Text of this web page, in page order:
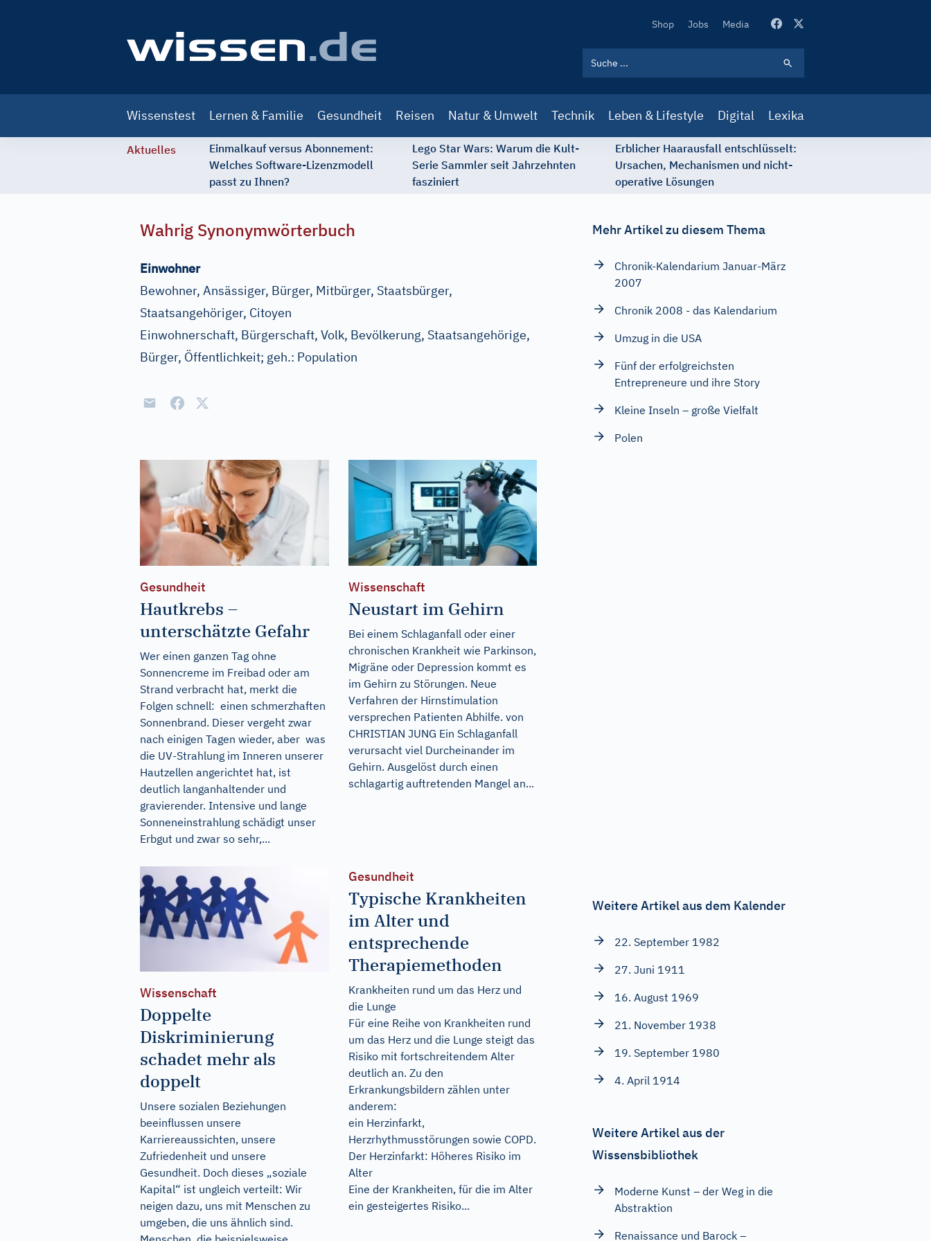
Secondary
Shop Jobs Media
navigation
Wissenstest Lernen & Familie Gesundheit Reisen Natur & Umwelt Technik Leben & Lifestyle Digital Lexika
Aktuelles
Einmalkauf versus Abonnement:
Welches Software-Lizenzmodell
passt zu Ihnen?
Lego Star Wars: Warum die Kult-
Serie Sammler seit Jahrzehnten
fasziniert
Erblicher Haarausfall entschlüsselt:
Ursachen, Mechanismen und nicht-
operative Lösungen
Wahrig Synonymwörterbuch
Einwohner
Bewohner, Ansässiger, Bürger, Mitbürger, Staatsbürger,
Staatsangehöriger, Citoyen
Einwohnerschaft, Bürgerschaft, Volk, Bevölkerung, Staatsangehörige,
Bürger, Öffentlichkeit; geh.: Population
Gesundheit
Hautkrebs –
unterschätzte Gefahr
Wer einen ganzen Tag ohne
Sonnencreme im Freibad oder am
Strand verbracht hat, merkt die
Folgen schnell: einen schmerzhaften
Sonnenbrand. Dieser vergeht zwar
nach einigen Tagen wieder, aber was
die UV-Strahlung im Inneren unserer
Hautzellen angerichtet hat, ist
deutlich langanhaltender und
gravierender. Intensive und lange
Sonneneinstrahlung schädigt unser
Erbgut und zwar so sehr,...
Wissenschaft
Neustart im Gehirn
Bei einem Schlaganfall oder einer
chronischen Krankheit wie Parkinson,
Migräne oder Depression kommt es
im Gehirn zu Störungen. Neue
Verfahren der Hirnstimulation
versprechen Patienten Abhilfe. von
CHRISTIAN JUNG Ein Schlaganfall
verursacht viel Durcheinander im
Gehirn. Ausgelöst durch einen
schlagartig auftretenden Mangel an...
Wissenschaft
Doppelte
Diskriminierung
schadet mehr als
doppelt
Unsere sozialen Beziehungen
beeinflussen unsere
Karriereaussichten, unsere
Zufriedenheit und unsere
Gesundheit. Doch dieses „soziale
Kapital“ ist ungleich verteilt: Wir
neigen dazu, uns mit Menschen zu
umgeben, die uns ähnlich sind.
Gesundheit
Typische Krankheiten
im Alter und
entsprechende
Therapiemethoden
Krankheiten rund um das Herz und
die Lunge
Für eine Reihe von Krankheiten rund
um das Herz und die Lunge steigt das
Risiko mit fortschreitendem Alter
deutlich an. Zu den
Erkrankungsbildern zählen unter
anderem:
ein Herzinfarkt,
Herzrhythmusstörungen sowie COPD.
Der Herzinfarkt: Höheres Risiko im
Alter
Eine der Krankheiten, für die im Alter
ein gesteigertes Risiko...
Mehr Artikel zu diesem Thema
Chronik-Kalendarium Januar-März
2007
Chronik 2008 - das Kalendarium
Umzug in die USA
Fünf der erfolgreichsten
Entrepreneure und ihre Story
Kleine Inseln – große Vielfalt
Polen
Weitere Artikel aus dem Kalender
22. September 1982
27. Juni 1911
16. August 1969
21. November 1938
19. September 1980
4. April 1914
Weitere Artikel aus der
Wissensbibliothek
Moderne Kunst – der Weg in die
Abstraktion
Renaissance und Barock –